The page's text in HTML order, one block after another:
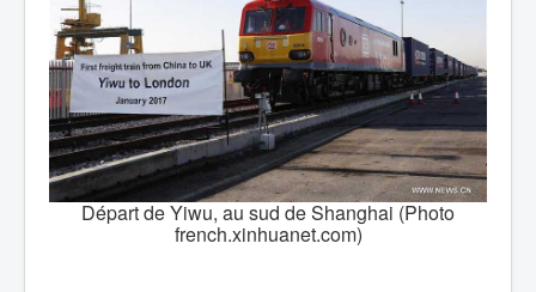
Départ de Yiwu, au sud de Shanghai (Photo
french.xinhuanet.com)